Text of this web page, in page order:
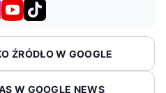
ŹRÓDŁO W GOOGLE
W GOOGLE NEWS